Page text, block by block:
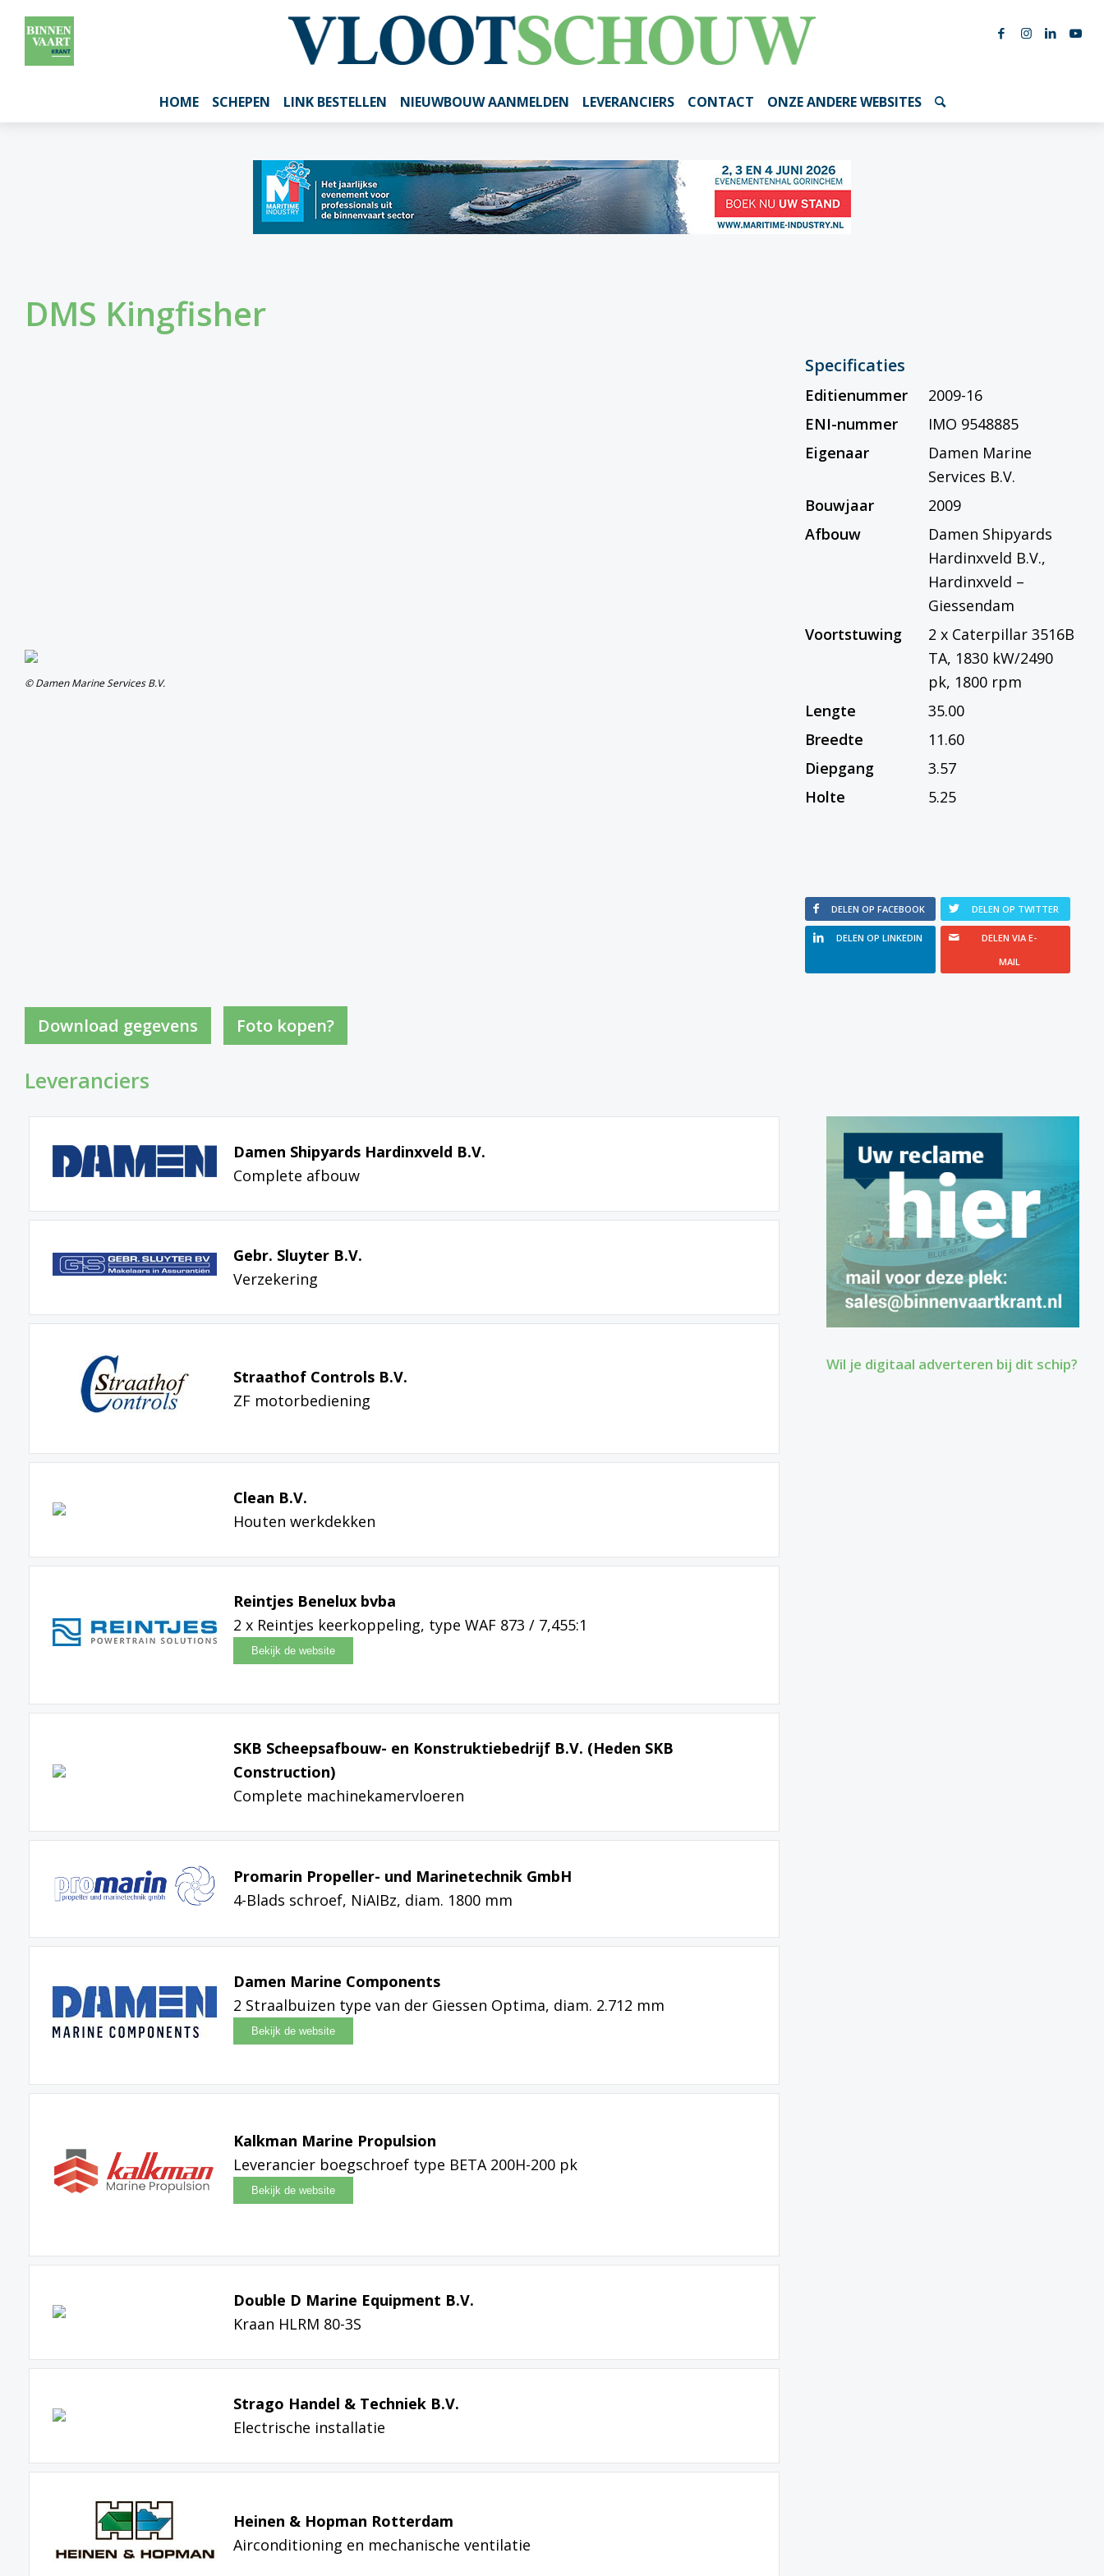
HOME SCHEPEN LINK BESTELLEN NIEUWBOUW AANMELDEN LEVERANCIERS CONTACT ONZE ANDERE WEBSITES
DMS Kingfisher
© Damen Marine Services B.V.
Specificaties
Editienummer
2009-16
ENI-nummer
IMO 9548885
Eigenaar
Damen Marine
Services B.V.
Bouwjaar
2009
Afbouw
Damen Shipyards
Hardinxveld B.V.,
Hardinxveld –
Giessendam
Voortstuwing
2 x Caterpillar 3516B
TA, 1830 kW/2490
pk, 1800 rpm
Lengte
35.00
Breedte
11.60
Diepgang
3.57
Holte
5.25
DELEN OP FACEBOOK DELEN OP TWITTER
DELEN OP LINKEDIN
DELEN VIA E-
MAIL
Foto kopen?
Leveranciers
Damen Shipyards Hardinxveld B.V.
Complete afbouw
Gebr. Sluyter B.V.
Verzekering
Straathof Controls B.V.
ZF motorbediening
Clean B.V.
Houten werkdekken
Reintjes Benelux bvba
2 x Reintjes keerkoppeling, type WAF 873 / 7,455:1
SKB Scheepsafbouw- en Konstruktiebedrijf B.V. (Heden SKB
Construction)
Complete machinekamervloeren
Promarin Propeller- und Marinetechnik GmbH
4-Blads schroef, NiAIBz, diam. 1800 mm
Damen Marine Components
2 Straalbuizen type van der Giessen Optima, diam. 2.712 mm
Kalkman Marine Propulsion
Leverancier boegschroef type BETA 200H-200 pk
Double D Marine Equipment B.V.
Kraan HLRM 80-3S
Strago Handel & Techniek B.V.
Electrische installatie
Heinen & Hopman Rotterdam
Airconditioning en mechanische ventilatie
Wil je digitaal adverteren bij dit schip?